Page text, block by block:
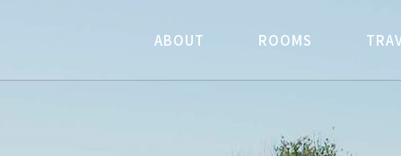
ABOUT ROOMS
외부보기
ABOUT ROOMS
외부보기